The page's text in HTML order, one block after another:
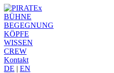
BÜHNE
BEGEGNUNG
KÖPFE
WISSEN
CREW
Kontakt
DE | EN